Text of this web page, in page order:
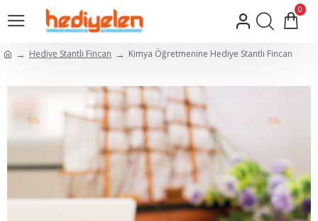
0
Hediye Stantlı Fincan Kimya Öğretmenine Hediye Stantlı Fincan